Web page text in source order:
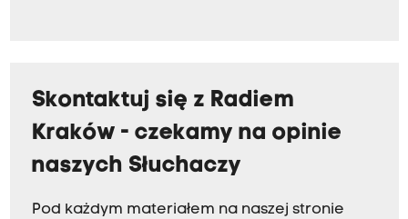
Skontaktuj się z Radiem
Kraków - czekamy na opinie
naszych Słuchaczy
Pod każdym materiałem na naszej stronie